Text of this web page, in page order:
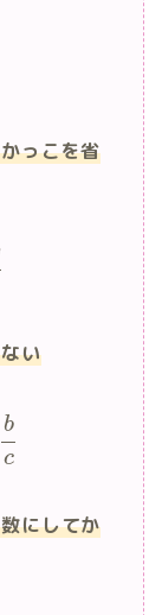
っこを省
い
b
c
にしてか